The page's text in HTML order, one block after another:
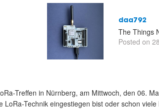
daa792
The Things
Posted on
Treffen in Nürnberg, am Mittwoch, den 06.
LoRa-Technik eingestiegen bist oder schon